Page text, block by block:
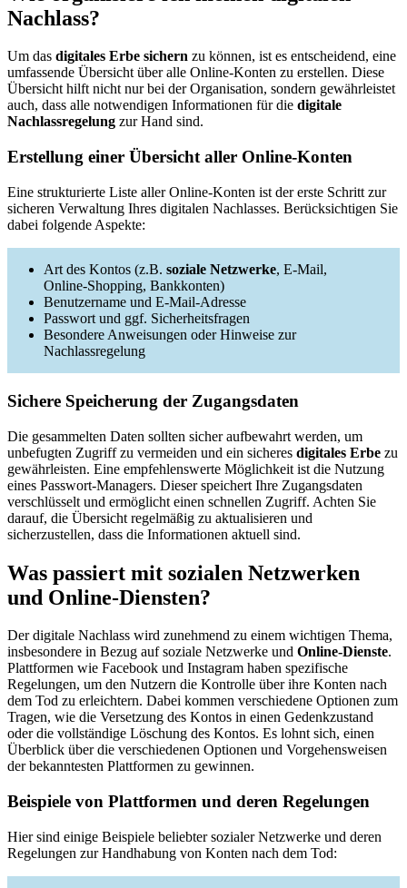
Nachlass?
Um das digitales Erbe sichern zu können, ist es entscheidend, eine
umfassende Übersicht über alle Online-Konten zu erstellen. Diese
Übersicht hilft nicht nur bei der Organisation, sondern gewährleistet
auch, dass alle notwendigen Informationen für die digitale
Nachlassregelung zur Hand sind.
Erstellung einer Übersicht aller Online-Konten
Eine strukturierte Liste aller Online-Konten ist der erste Schritt zur
sicheren Verwaltung Ihres digitalen Nachlasses. Berücksichtigen Sie
dabei folgende Aspekte:
Art des Kontos (z.B. soziale Netzwerke, E-Mail,
Online-Shopping, Bankkonten)
Benutzername und E-Mail-Adresse
Passwort und ggf. Sicherheitsfragen
Besondere Anweisungen oder Hinweise zur
Nachlassregelung
Sichere Speicherung der Zugangsdaten
Die gesammelten Daten sollten sicher aufbewahrt werden, um
unbefugten Zugriff zu vermeiden und ein sicheres digitales Erbe zu
gewährleisten. Eine empfehlenswerte Möglichkeit ist die Nutzung
eines Passwort-Managers. Dieser speichert Ihre Zugangsdaten
verschlüsselt und ermöglicht einen schnellen Zugriff. Achten Sie
darauf, die Übersicht regelmäßig zu aktualisieren und
sicherzustellen, dass die Informationen aktuell sind.
Was passiert mit sozialen Netzwerken
und Online-Diensten?
Der digitale Nachlass wird zunehmend zu einem wichtigen Thema,
insbesondere in Bezug auf soziale Netzwerke und Online-Dienste.
Plattformen wie Facebook und Instagram haben spezifische
Regelungen, um den Nutzern die Kontrolle über ihre Konten nach
dem Tod zu erleichtern. Dabei kommen verschiedene Optionen zum
Tragen, wie die Versetzung des Kontos in einen Gedenkzustand
oder die vollständige Löschung des Kontos. Es lohnt sich, einen
Überblick über die verschiedenen Optionen und Vorgehensweisen
der bekanntesten Plattformen zu gewinnen.
Beispiele von Plattformen und deren Regelungen
Hier sind einige Beispiele beliebter sozialer Netzwerke und deren
Regelungen zur Handhabung von Konten nach dem Tod: